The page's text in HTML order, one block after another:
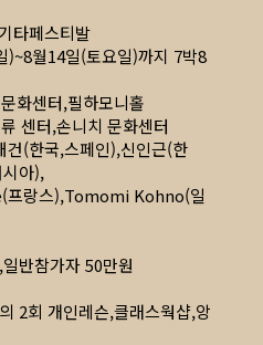
타페스티발
)~8월14일(토요일)까지 7박8
화센터,필하모니홀
센터,손니치 문화센터
(한국,스페인),신인근(한
아),
스),Tomomi Kohno(일
반참가자 50만원
2회 개인레슨,클래스웍샵,앙